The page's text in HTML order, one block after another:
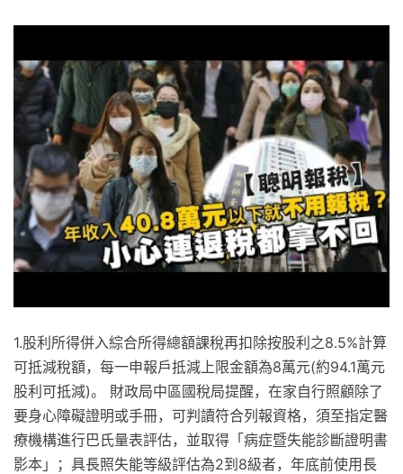
1.股利所得併入綜合所得總額課稅再扣除按股利之8.5%計算
可抵減稅額，每一申報戶抵減上限金額為8萬元(約94.1萬元
股利可抵減)。 財政局中區國稅局提醒，在家自行照顧除了
要身心障礙證明或手冊，可判讀符合列報資格，須至指定醫
療機構進行巴氏量表評估，並取得「病症暨失能診斷證明書
影本」；具長照失能等級評估為2到8級者，年底前使用長